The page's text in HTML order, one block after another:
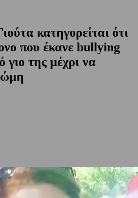
κατηγορείται ότι
που έκανε bullying
γιο της μέχρι να